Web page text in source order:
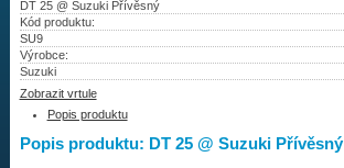
Vrtule
Kontakty
Aktuality
DT 25 @ Suzuki Přívěsný
Kód produktu:
SU9
Výrobce:
Suzuki
Zobrazit vrtule
Popis produktu
Popis produktu: DT 25 @ Suzuki Přívěsný